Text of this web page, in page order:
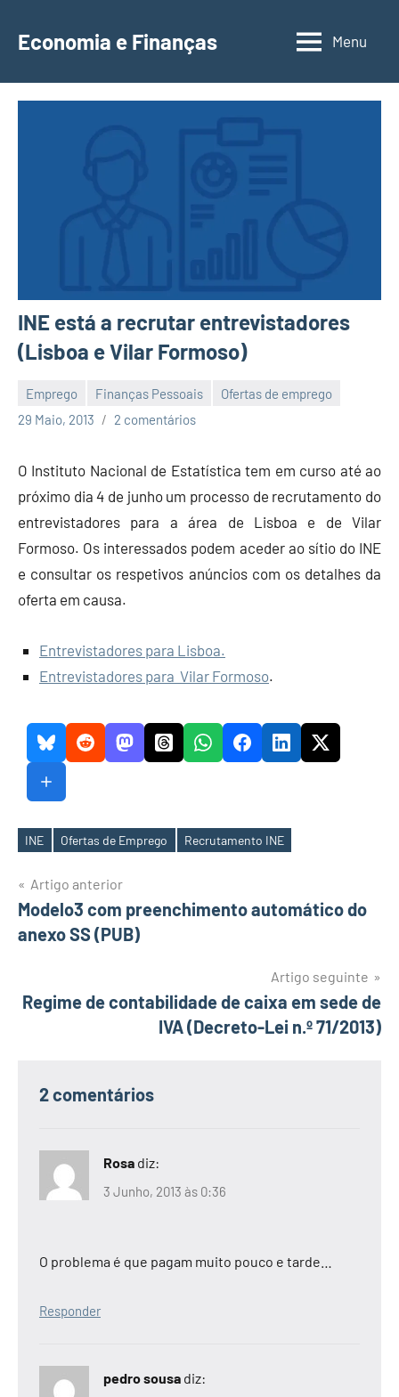
para
conteúdo
Economia e Finanças
Depósitos
Menu
INE está a recrutar entrevistadores
(Lisboa e Vilar Formoso)
Emprego Finanças Pessoais
Ofertas de emprego
29 Maio, 2013
Economia
Finanças
2 comentários
O Instituto Nacional de Estatística tem em curso até ao
próximo dia 4 de junho um processo de recrutamento do
entrevistadores para a área de Lisboa e de Vilar
Formoso. Os interessados podem aceder ao sítio do INE
e consultar os respetivos anúncios com os detalhes da
oferta em causa.
Entrevistadores para Lisboa.
Entrevistadores para Vilar Formoso.
Etiquetas
INE Ofertas de Emprego Recrutamento INE
Navegação
de
Artigo anterior
Modelo3 com preenchimento automático do
anexo SS (PUB)
Artigo seguinte
Regime de contabilidade de caixa em sede de
IVA (Decreto-Lei n.º 71/2013)
2 comentários
Rosa diz:
3 Junho, 2013 às 0:36
O problema é que pagam muito pouco e tarde…
Responder
pedro sousa diz: